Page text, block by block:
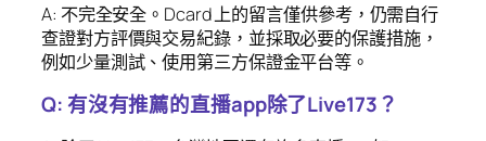
A: 不完全安全。Dcard 上的留言僅供參考，仍需自行
查證對方評價與交易紀錄，並採取必要的保護措施，
例如少量測試、使用第三方保證金平台等。
Q: 有沒有推薦的直播app除了Live173？